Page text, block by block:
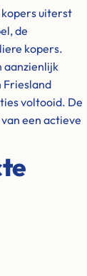
uiterst
de
kopers.
aanzienlijk
Friesland
voltooid. De
een actieve